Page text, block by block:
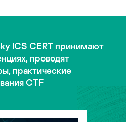
ICS CERT принимают
проводят
практические
CTF